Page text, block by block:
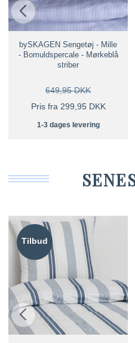
bySKAGEN Sengetøj - Mille
- Bomuldspercale - Mørkeblå
striber
649,95 DKK
Pris fra 299,95 DKK
1-3 dages levering
Tilbud